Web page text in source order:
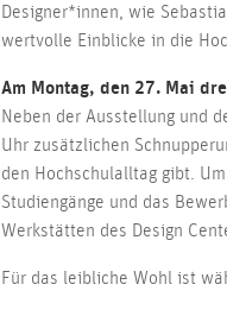
Designer*innen, wie
wertvolle Einblicke in die
Am Montag, den 27. Mai
Neben der Ausstellung und
Uhr zusätzlichen
den Hochschulalltag gibt.
Studiengänge und das
Werkstätten des Design
Für das leibliche Wohl ist